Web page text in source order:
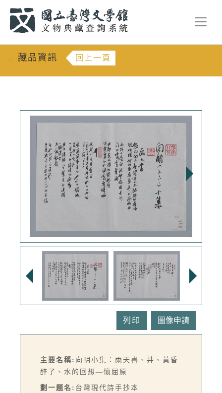
::: 藏品資訊 回上一頁
列印
主要名稱: 向明小集：雨天書、井、黃昏
醉了、水的回想—懷屈原
劃一題名: 台灣現代詩手抄本